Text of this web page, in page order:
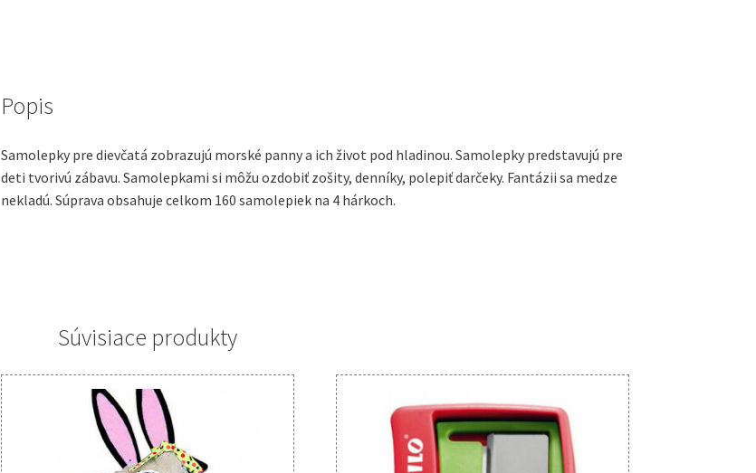
Popis
Samolepky pre dievčatá zobrazujú morské panny a ich život pod hladinou. Samolepky predstavujú pre
deti tvorivú zábavu. Samolepkami si môžu ozdobiť zošity, denníky, polepiť darčeky. Fantázii sa medze
nekladú. Súprava obsahuje celkom 160 samolepiek na 4 hárkoch.
Súvisiace produkty